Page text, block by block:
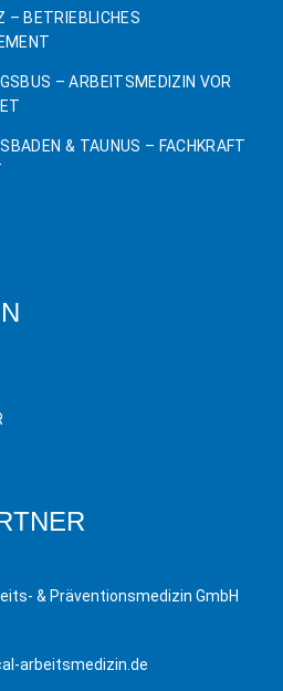
– BETRIEBLICHES
– ARBEITSMEDIZIN VOR
& TAUNUS – FACHKRAFT
& Präventionsmedizin GmbH
arbeitsmedizin.de